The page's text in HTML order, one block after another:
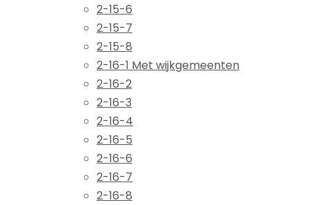
2-15-6
2-15-7
2-15-8
2-16-1 Met wijkgemeenten
2-16-2
2-16-3
2-16-4
2-16-5
2-16-6
2-16-7
2-16-8